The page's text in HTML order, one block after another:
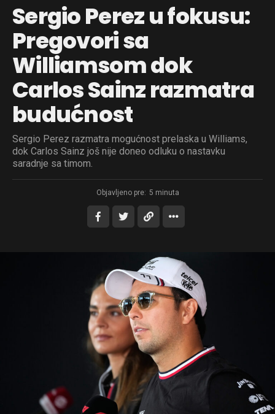
Sergio Perez u fokusu:
Pregovori sa
Williamsom dok
Carlos Sainz razmatra
budućnost
Sergio Perez razmatra mogućnost prelaska u Williams,
dok Carlos Sainz još nije doneo odluku o nastavku
saradnje sa timom.
Objavljeno pre: 5 minuta